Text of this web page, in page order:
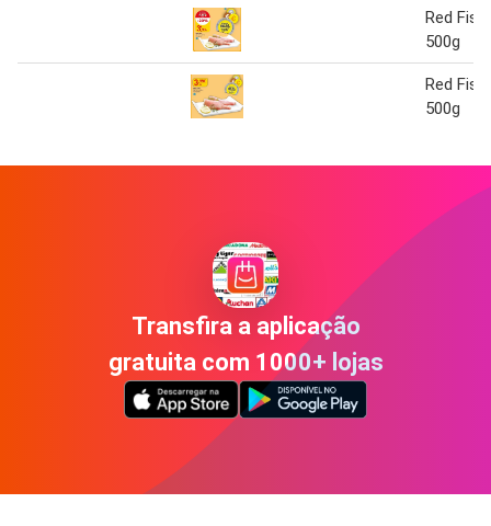
Red
500g
Red
500g
Transfira a aplicação
gratuita com 1000+ lojas